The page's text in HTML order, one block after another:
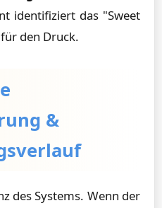
identifiziert das "Sweet
den Druck.
&
des Systems. Wenn der